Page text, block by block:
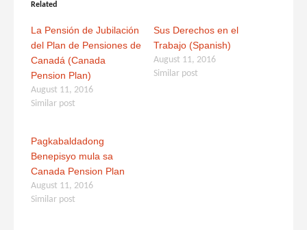
Related
La Pensión de Jubilación
del Plan de Pensiones de
Canadá (Canada
Pension Plan)
August 11, 2016
Similar post
Sus Derechos en el
Trabajo (Spanish)
August 11, 2016
Similar post
Pagkabaldadong
Benepisyo mula sa
Canada Pension Plan
August 11, 2016
Similar post